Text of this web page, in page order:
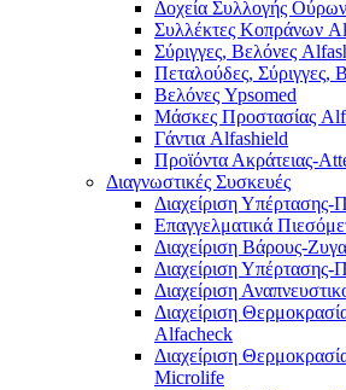
Δοχεία Συλλογής
Συλλέκτες Κοπράνων
Σύριγγες, Βελόνες
Πεταλούδες, Σύριγγες,
Βελόνες Ypsomed
Μάσκες Προστασίας
Γάντια Alfashield
Προϊόντα Ακράτειας-
Διαγνωστικές Συσκευές
Διαχείριση
Επαγγελματικά
Διαχείριση Βάρους-
Διαχείριση
Διαχείριση
Διαχείριση
Alfacheck
Διαχείριση
Microlife